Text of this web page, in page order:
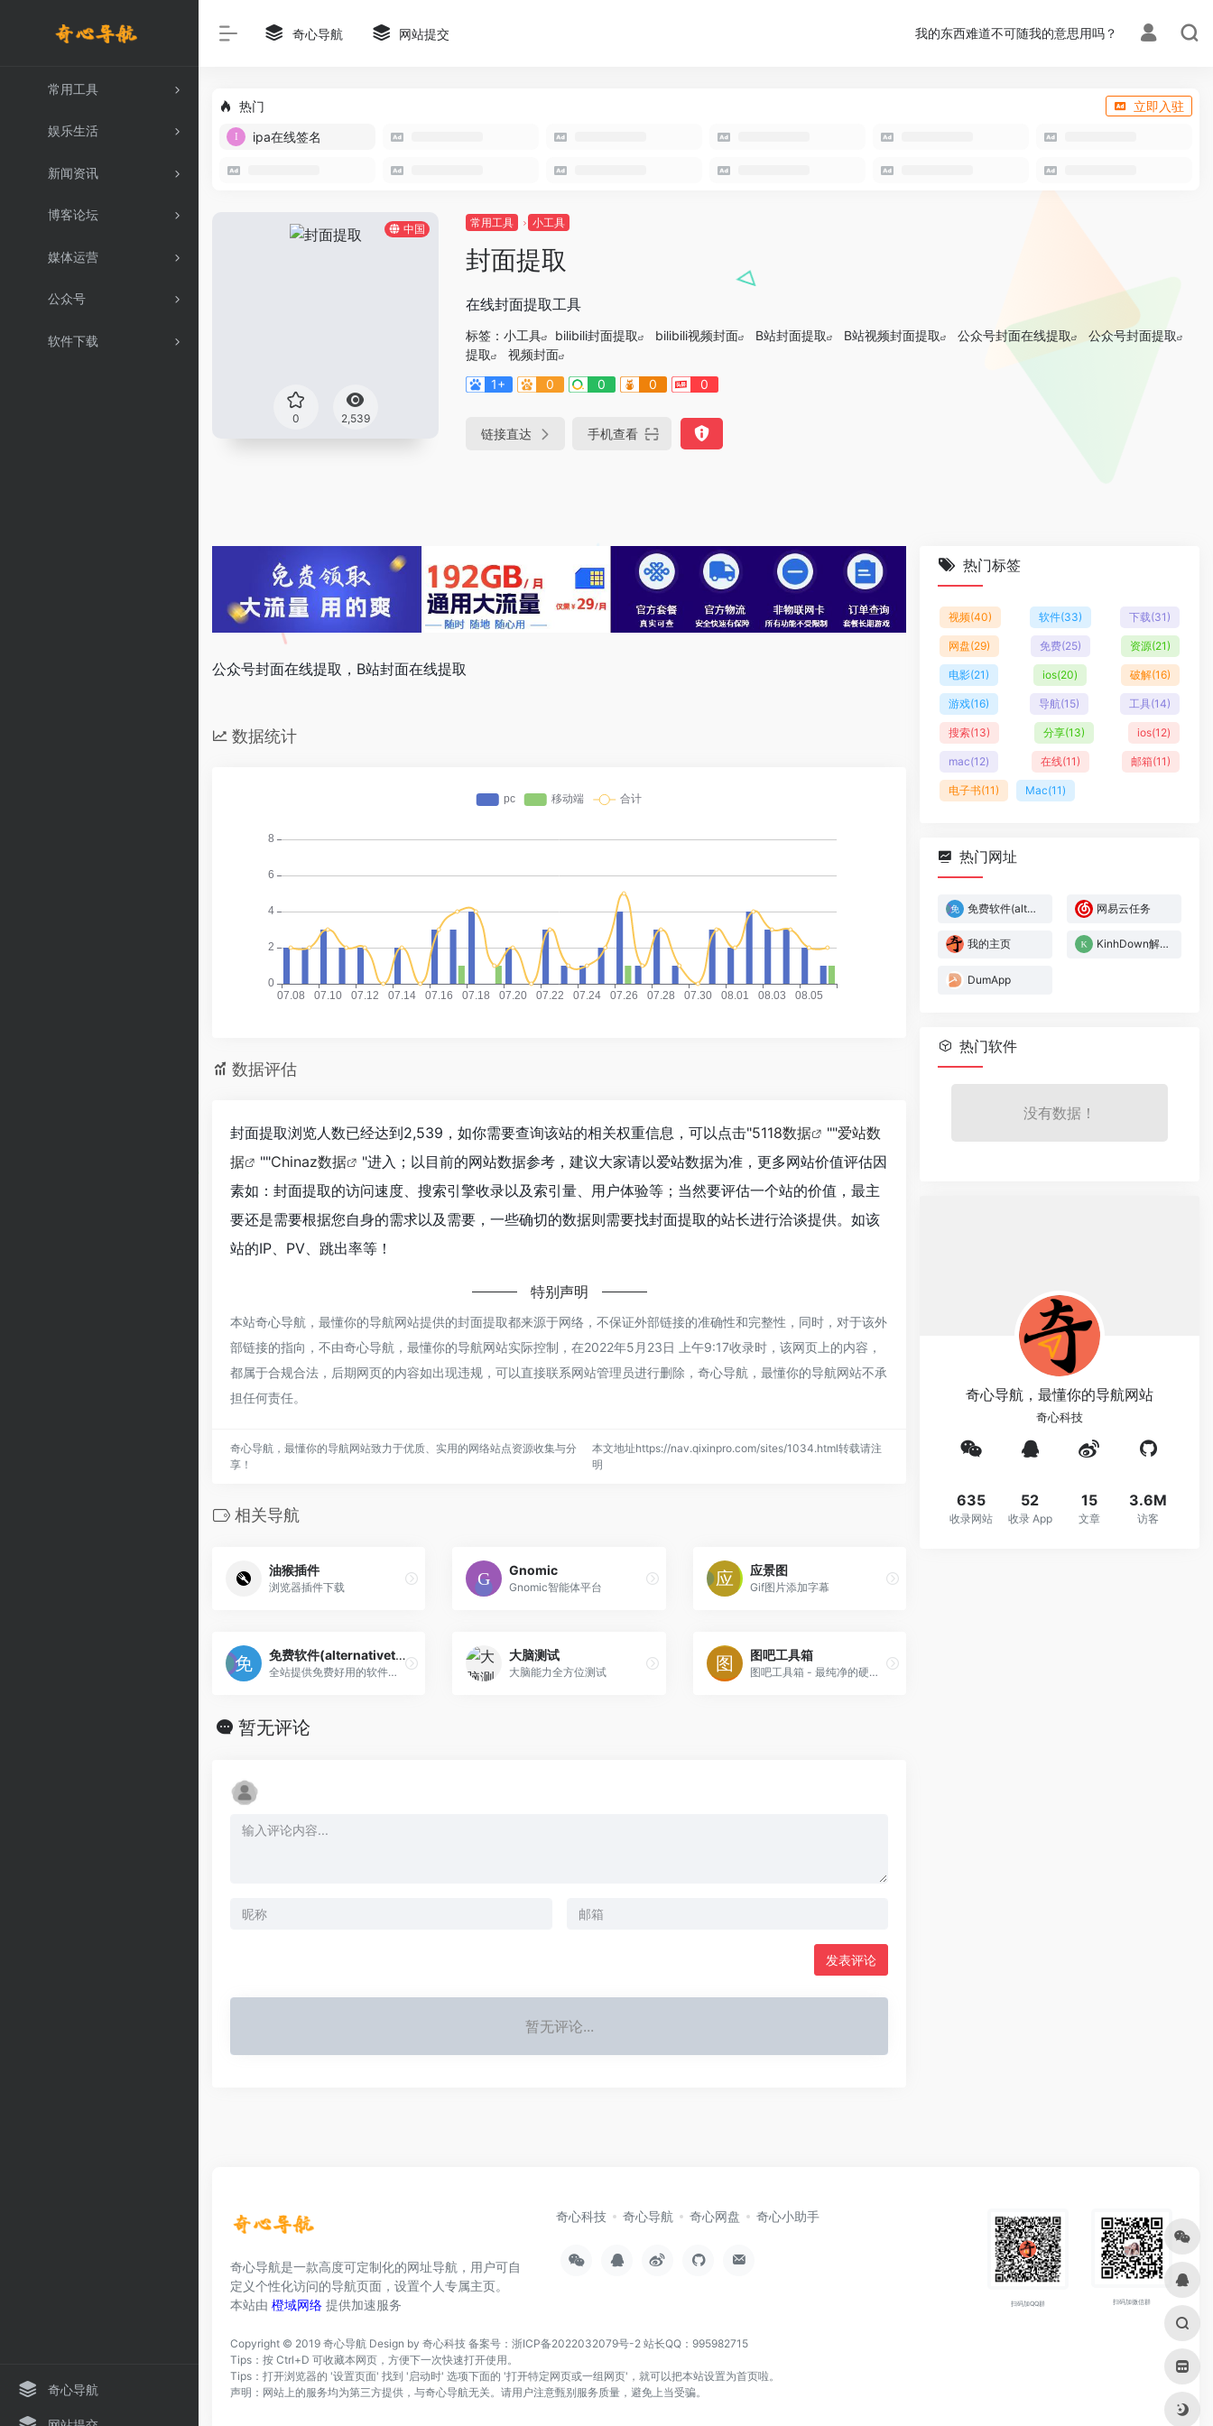
常用工具
娱乐生活
新闻资讯
博客论坛
媒体运营
公众号
软件下载
奇心导航
奇心导航 网站提交 我的东西难道不可随我的意思用吗？
热门
立即入驻
ipa在线签名
中国
0 2,539
常用工具 小工具
封面提取
在线封面提取工具
标签： 小工具 bilibili封面提取 bilibili视频封面 B站封面提取 B站视频封面提取 公众号封面在线提取
公众号封面提取
提取
视频封面
1+
0 0 0 0
链接直达 手机查看
公众号封面在线提取，B站封面在线提取
数据统计
数据评估
封面提取浏览人数已经达到2,539，如你需要查询该站的相关权重信息，可以点击"5118数据 ""爱站数
据
""Chinaz数据
"进入；以目前的网站数据参考，建议大家请以爱站数据为准，更多网站价值评估因
素如：封面提取的访问速度、搜索引擎收录以及索引量、用户体验等；当然要评估一个站的价值，最主
要还是需要根据您自身的需求以及需要，一些确切的数据则需要找封面提取的站长进行洽谈提供。如该
站的IP、PV、跳出率等！
特别声明
本站奇心导航，最懂你的导航网站提供的封面提取都来源于网络，不保证外部链接的准确性和完整性，同时，对于该外
部链接的指向，不由奇心导航，最懂你的导航网站实际控制，在2022年5月23日 上午9:17收录时，该网页上的内容，
都属于合规合法，后期网页的内容如出现违规，可以直接联系网站管理员进行删除，奇心导航，最懂你的导航网站不承
担任何责任。
奇心导航，最懂你的导航网站致力于优质、实用的网络站点资源收集与分
享！
本文地址https://nav.qixinpro.com/sites/1034.html转载请注
明
相关导航
油猴插件
浏览器插件下载
Gnomic
Gnomic智能体平台
应景图
Gif图片添加字幕
免费软件(alternativeto)
全站提供免费好用的软件下载
大脑测试
大脑能力全方位测试
图吧工具箱
图吧工具箱 - 最纯净的硬件工具箱
暂无评论
发表评论
暂无评论...
热门标签
视频(40) 软件(33) 下载(31)
网盘(29) 免费(25) 资源(21)
电影(21) ios(20) 破解(16)
游戏(16) 导航(15) 工具(14)
搜索(13) 分享(13) ios(12)
mac(12) 在线(11) 邮箱(11)
电子书(11) Mac(11)
热门网址
免费软件(alternativeto) 网易云任务
我的主页 KinhDown解析下载
DumApp
热门软件
没有数据！
奇心导航，最懂你的导航网站
奇心科技
635
收录网站
52
收录 App
15
文章
3.6M
访客
奇心导航是一款高度可定制化的网址导航，用户可自
定义个性化访问的导航页面，设置个人专属主页。
本站由 橙域网络 提供加速服务
奇心科技 奇心导航 奇心网盘 奇心小助手
扫码加QQ群 扫码加微信群
Copyright © 2019 奇心导航 Design by 奇心科技 备案号：浙ICP备2022032079号-2 站长QQ：995982715
Tips：按 Ctrl+D 可收藏本网页，方便下一次快速打开使用。
Tips：打开浏览器的 '设置页面' 找到 '启动时' 选项下面的 '打开特定网页或一组网页'，就可以把本站设置为首页啦。
声明：网站上的服务均为第三方提供，与奇心导航无关。请用户注意甄别服务质量，避免上当受骗。